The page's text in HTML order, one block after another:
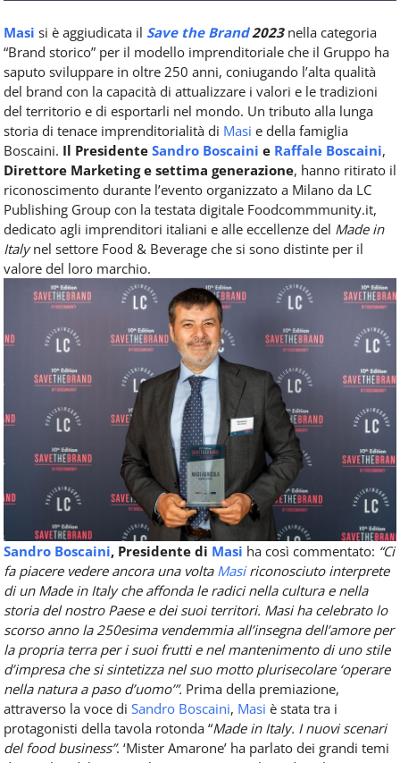
Masi si è aggiudicata il Save the Brand2023 nella categoria
“Brand storico” per il modello imprenditoriale che il Gruppo ha
saputo sviluppare in oltre 250 anni, coniugando l’alta qualità
del brand con la capacità di attualizzare i valori e le tradizioni
del territorio e di esportarli nel mondo. Un tributo alla lunga
storia di tenace imprenditorialità di Masi e della famiglia
Boscaini. Il Presidente Sandro Boscaini e Raffale Boscaini,
Direttore Marketing e settima generazione, hanno ritirato il
riconoscimento durante l’evento organizzato a Milano da LC
Publishing Group con la testata digitale Foodcommmunity.it,
dedicato agli imprenditori italiani e alle eccellenze del Made in
Italynel settore Food & Beverage che si sono distinte per il
valore del loro marchio.
Sandro Boscaini, Presidente di Masi ha così commentato: “Ci
fa piacere vedere ancora una volta Masiriconosciuto interprete
di un Made in Italy che affonda le radici nella cultura e nella
storia del nostro Paese e dei suoi territori. Masi ha celebrato lo
scorso anno la 250esima vendemmia all’insegna dell’amore per
la propria terra per i suoi frutti e nel mantenimento di uno stile
d’impresa che si sintetizza nel suo motto plurisecolare ‘operare
nella natura a paso d’uomo’”. Prima della premiazione,
attraverso la voce di Sandro Boscaini, Masi è stata tra i
protagonisti della tavola rotonda “Made in Italy. I nuovi scenari
del food business”. ‘Mister Amarone’ ha parlato dei grandi temi